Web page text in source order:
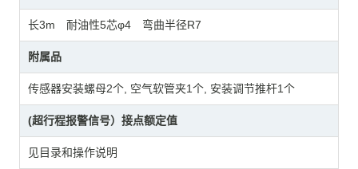
长3m 耐油性5芯φ4 弯曲半径R7
附属品
传感器安装螺母2个, 空气软管夹1个, 安装调节推杆1个
(超行程报警信号）接点额定值
见目录和操作说明